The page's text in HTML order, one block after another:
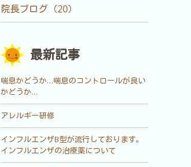
院長ブログ（20）
最新記事
喘息かどうか…喘息のコントロールが良い
かどうか…
アレルギー研修
インフルエンザB型が流行しております。
インフルエンザの治療薬について